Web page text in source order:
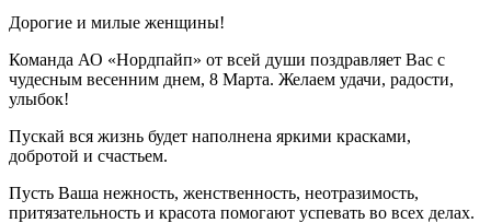
Дорогие и милые женщины!
Команда АО «Нордпайп» от всей души поздравляет Вас с
чудесным весенним днем, 8 Марта. Желаем удачи, радости,
улыбок!
Пускай вся жизнь будет наполнена яркими красками,
добротой и счастьем.
Пусть Ваша нежность, женственность, неотразимость,
притязательность и красота помогают успевать во всех делах.